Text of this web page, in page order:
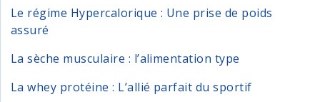
Le régime Hypercalorique : Une prise de poids
assuré
La sèche musculaire : l’alimentation type
La whey protéine : L’allié parfait du sportif